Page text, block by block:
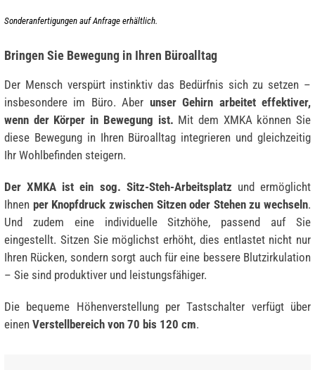
Sonderanfertigungen auf Anfrage erhältlich.
Bringen Sie Bewegung in Ihren Büroalltag
Der Mensch verspürt instinktiv das Bedürfnis sich zu setzen –
insbesondere im Büro. Aber unser Gehirn arbeitet effektiver,
wenn der Körper in Bewegung ist. Mit dem XMKA können Sie
diese Bewegung in Ihren Büroalltag integrieren und gleichzeitig
Ihr Wohlbefinden steigern.
Der XMKA ist ein sog. Sitz-Steh-Arbeitsplatz und ermöglicht
Ihnen per Knopfdruck zwischen Sitzen oder Stehen zu wechseln.
Und zudem eine individuelle Sitzhöhe, passend auf Sie
eingestellt. Sitzen Sie möglichst erhöht, dies entlastet nicht nur
Ihren Rücken, sondern sorgt auch für eine bessere Blutzirkulation
– Sie sind produktiver und leistungsfähiger.
Die bequeme Höhenverstellung per Tastschalter verfügt über
einen Verstellbereich von 70 bis 120 cm.